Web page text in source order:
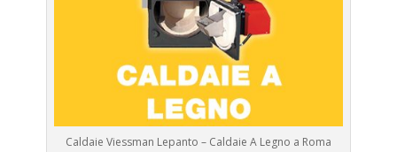
Caldaie Viessman Lepanto – Caldaie A Legno a Roma